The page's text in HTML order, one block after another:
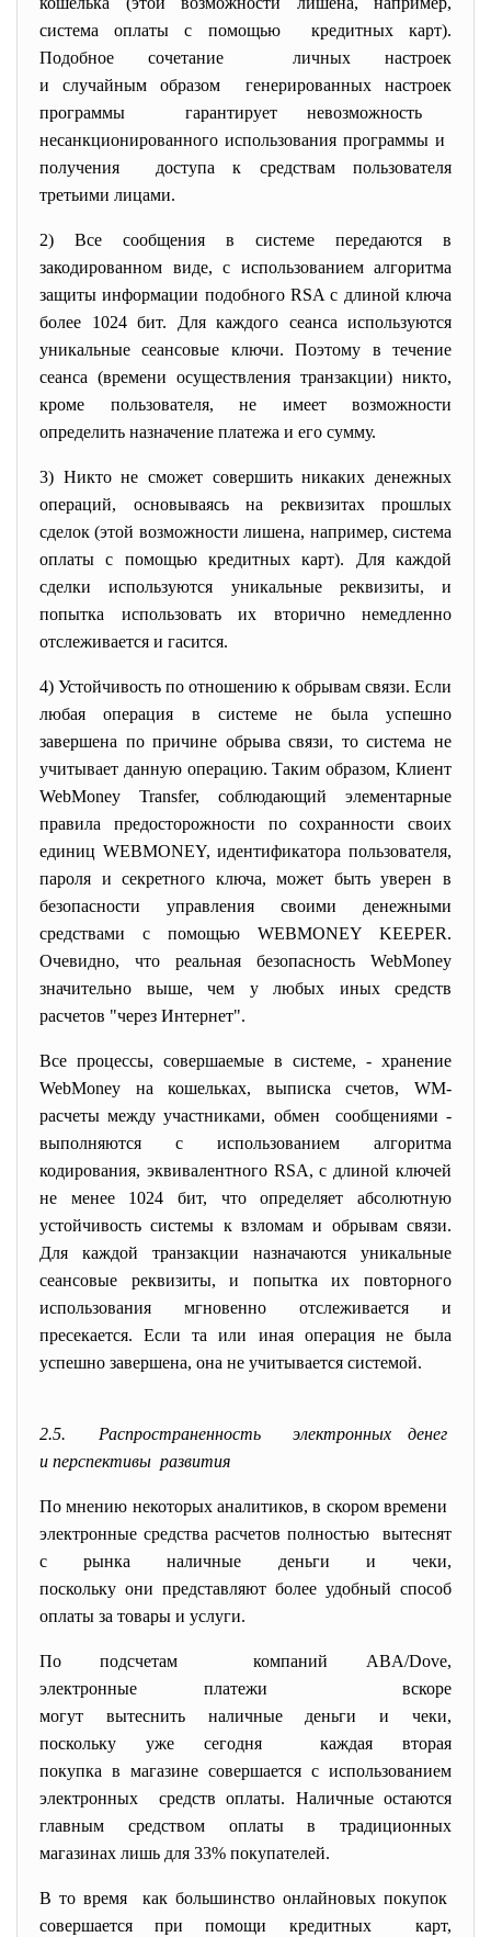
система оплаты с помощью кредитных карт).
Подобное сочетание личных настроек
и случайным образом генерированных настроек
программы гарантирует невозможность
несанкционированного использования программы и
получения доступа к средствам пользователя
третьими лицами.
2) Все сообщения в системе передаются в
закодированном виде, с использованием алгоритма
защиты информации подобного RSA с длиной ключа
более 1024 бит. Для каждого сеанса используются
уникальные сеансовые ключи. Поэтому в течение
сеанса (времени осуществления транзакции) никто,
кроме пользователя, не имеет возможности
определить назначение платежа и его сумму.
3) Никто не сможет совершить никаких денежных
операций, основываясь на реквизитах прошлых
сделок (этой возможности лишена, например, система
оплаты с помощью кредитных карт). Для каждой
сделки используются уникальные реквизиты, и
попытка использовать их вторично немедленно
отслеживается и гасится.
4) Устойчивость по отношению к обрывам связи. Если
любая операция в системе не была успешно
завершена по причине обрыва связи, то система не
учитывает данную операцию. Таким образом, Клиент
WebMoney Transfer, соблюдающий элементарные
правила предосторожности по сохранности своих
единиц WEBMONEY, идентификатора пользователя,
пароля и секретного ключа, может быть уверен в
безопасности управления своими денежными
средствами с помощью WEBMONEY KEEPER.
Очевидно, что реальная безопасность WebMoney
значительно выше, чем у любых иных средств
расчетов "через Интернет".
Все процессы, совершаемые в системе, - хранение
WebMoney на кошельках, выписка счетов, WM-
расчеты между участниками, обмен сообщениями -
выполняются с использованием алгоритма
кодирования, эквивалентного RSA, с длиной ключей
не менее 1024 бит, что определяет абсолютную
устойчивость системы к взломам и обрывам связи.
Для каждой транзакции назначаются уникальные
сеансовые реквизиты, и попытка их повторного
использования мгновенно отслеживается и
пресекается. Если та или иная операция не была
успешно завершена, она не учитывается системой.
2.5. Распространенность электронных денег
и перспективы развития
По мнению некоторых аналитиков, в скором времени
электронные средства расчетов полностью вытеснят
с рынка наличные деньги и чеки,
поскольку они представляют более удобный способ
оплаты за товары и услуги.
По подсчетам компаний ABA/Dove,
электронные платежи вскоре
могут вытеснить наличные деньги и чеки,
поскольку уже сегодня каждая вторая
покупка в магазине совершается с использованием
электронных средств оплаты. Наличные остаются
главным средством оплаты в традиционных
магазинах лишь для 33% покупателей.
В то время как большинство онлайновых покупок
совершается при помощи кредитных карт,